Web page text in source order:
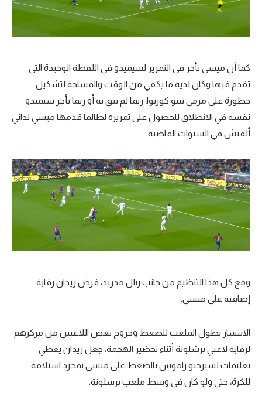
كما أن ميسي تأخر في التمرير لسيميدو في اللقطة الوحيدة التي
تقدم فيها وكان لديه ما يكفي من الوقت والمساحة لتشكيل
خطورة على مرمى تيبو كورتوا، ربما لم يثق به أو ربما تأخر سيميدو
نفسه في الانطلاق للحصول على تمريرة لطالما قدمها ميسي لداني
ألفيش في السنوات الماضية.
ومع كل هذا التنظيم من جانب ريال مدريد، فرض زيدان رقابة
إضافية على ميسي.
الانتشار بطول الملعب للضغط وخروج بعض اللاعبين من مركزهم
لرقابة لاعبي برشلونة أثناء تحضير الهجمة، جعل زيدان يعطي
تعليمات لسيرخيو راموس بالضغط على ميسي بمجرد استلامة
للكرة، حتى ولو كان في وسط ملعب برشلونة.